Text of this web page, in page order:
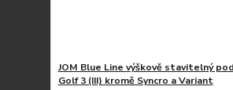
JOM Blue Line výškově stavitelný
Golf 3 (III) kromě Syncro a Variant